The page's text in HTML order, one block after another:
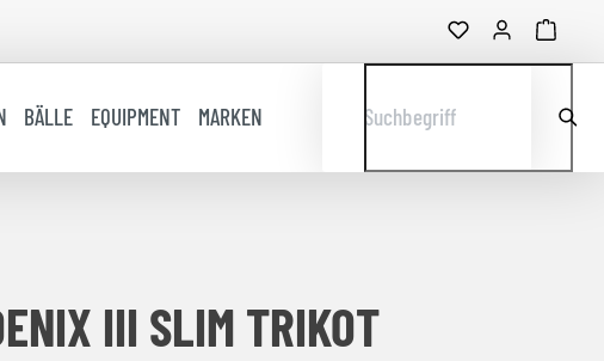
BÄLLE EQUIPMENT MARKEN Suchbegriff
III SLIM TRIKOT